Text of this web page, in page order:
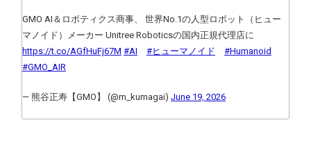
GMO AI＆ロボティクス商事、 世界No.1の人型ロボット（ヒュー
マノイド）メーカー Unitree Roboticsの国内正規代理店に
https://t.co/AGfHuFj67M #AI #ヒューマノイド
#Humanoid
#GMO_AIR
— 熊谷正寿【GMO】 (@m_kumagai) June 19, 2026